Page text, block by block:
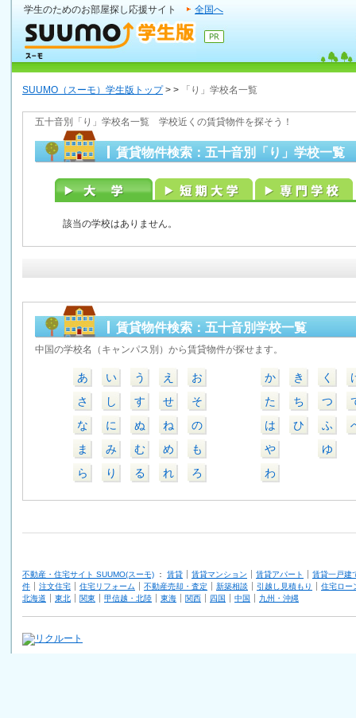
学生のためのお部屋探し応援サイト 全国へ
SUUMO（スーモ）学生版トップ> > 「り」学校名一覧
五十音別「り」学校名一覧 学校近くの賃貸物件を探そう！
賃貸物件検索：五十音別「り」学校一覧
該当の学校はありません。
賃貸物件検索：五十音別学校一覧
中国の学校名（キャンパス別）から賃貸物件が探せます。
あ い う え
お
さ
し す せ
そ
な
に ぬ ね
の
ま
み む め
も
ら
り る れ ろ
か き く
た
ち つ
は
ひ ふ
や
ゆ
わ
不動産・住宅サイト SUUMO(スーモ) ： 賃貸 賃貸マンション 賃貸アパート
賃貸一戸建
件
注文住宅 住宅リフォーム 不動産売却・査定 新築相談 引越し見積もり
住宅ロー
北海道
東北 関東 甲信越・北陸 東海 関西 四国 中国 九州・沖縄